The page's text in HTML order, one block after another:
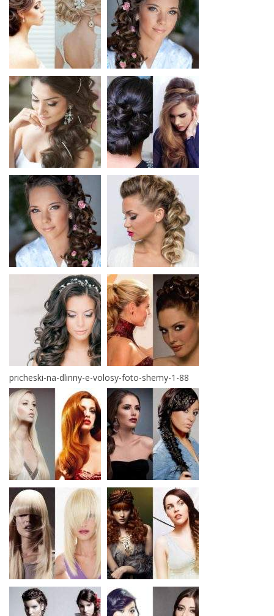
pricheski-na-dlinny-e-volosy-foto-shemy-1-88